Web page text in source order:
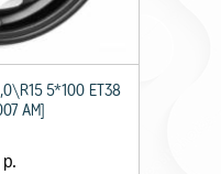
5*100 ET38
AM]
р.